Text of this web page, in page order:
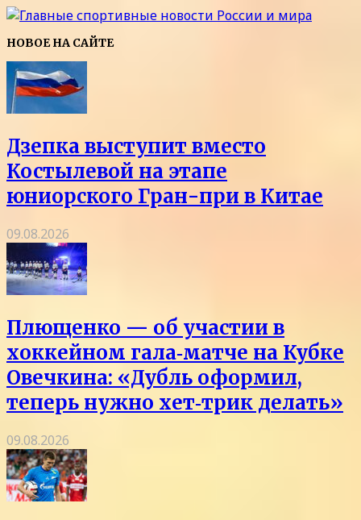
НОВОЕ НА САЙТЕ
Дзепка выступит вместо
Костылевой на этапе
юниорского Гран-при в Китае
09.08.2026
Плющенко — об участии в
хоккейном гала‑матче на Кубке
Овечкина: «Дубль оформил,
теперь нужно хет‑трик делать»
09.08.2026